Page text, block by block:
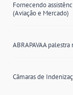
Fornecendo
(Aviação e Mercado)
ABRAPAVAA
Câmaras de